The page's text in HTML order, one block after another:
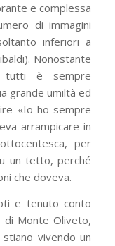
e complessa
di immagini
inferiori a
Nonostante
è sempre
grande umiltà ed
«Io ho sempre
arrampicare in
per
un tetto, perché
che doveva.
e tenuto conto
di Monte Oliveto,
vivendo un